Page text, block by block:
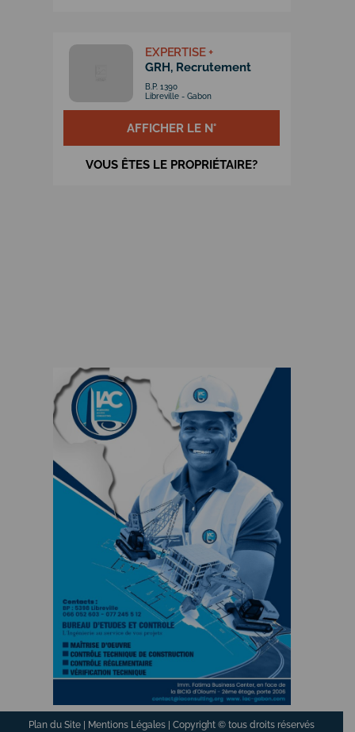
EXPERTISE +
GRH, Recrutement
B.P. 1390
Libreville - Gabon
AFFICHER LE N°
VOUS ÊTES LE PROPRIÉTAIRE?
Plan du Site Mentions Légales | Copyright © tous droits réservés